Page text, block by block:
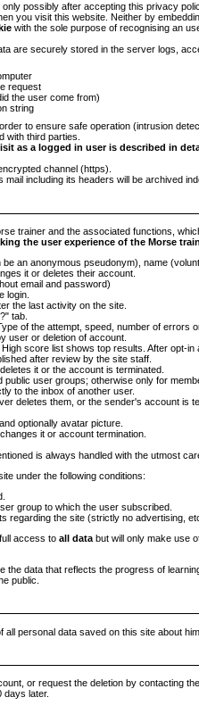
possibly after accepting this privacy
you visit this website. Neither by
with the sole purpose of recognising an
are securely stored in the server logs,
request
the user come from)
string
to ensure safe operation (intrusion
with third parties.
as a logged in user is described in
channel (https).
mail including its headers will be archived
trainer and the associated functions,
the user experience of the Morse
an anonymous pseudonym), name
it or deletes their account.
email and password)
login.
the last activity on the site.
tab.
of the attempt, speed, number of errors
user or deletion of account.
score list shows top results. After opt-in
after review by the site staff.
it or the account is terminated.
public user groups; otherwise only for
to the inbox of another user.
deletes them, or the sender's account is
optionally avatar picture.
it or account termination.
is always handled with the utmost
under the following conditions:
group to which the user subscribed.
regarding the site (strictly no advertising,
access to all data but will only make use
the data that reflects the progress of
public.
personal data saved on this site about
or request the deletion by contacting
days later.